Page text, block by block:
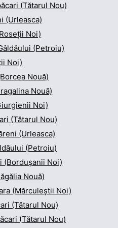
(Tătarul Nou)
(Urleasca)
Noi)
(Petroiu)
Noi)
Nouă)
Nouă)
Noi)
(Tătarul Nou)
(Urleasca)
(Petroiu)
(Bordușanii Noi)
Nouă)
(Mărculeștii Noi)
(Tătarul Nou)
(Tătarul Nou)